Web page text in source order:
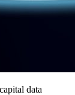
data